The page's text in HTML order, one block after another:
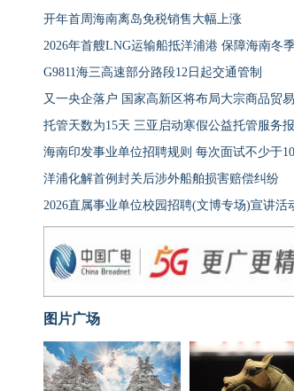
开年首周海南离岛免税销售大幅上涨
G9811海三高速部分路段12日起交通管制
又一央企落户 国家高新区将布局大宗商品贸
托管天数为15天 三亚启动寒假公益托管服务
海南印发事业单位招聘规则 每次面试不少于
洋浦化解首例封关后涉外船舶损害赔偿纠纷
2026直属事业单位校园招聘(文博专场)宣讲活
图片广场